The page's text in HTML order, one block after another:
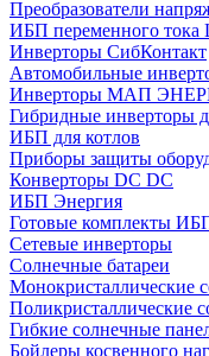
Преобразователи
ИБП переменного тока
Инверторы СибКонтакт
Автомобильные
Инверторы МАП
Гибридные инверторы
ИБП для котлов
Приборы защиты
Конверторы DC DC
ИБП Энергия
Готовые комплекты
Сетевые инверторы
Солнечные батареи
Монокристаллические
Поликристаллические
Гибкие солнечные
Бойлеры косвенного